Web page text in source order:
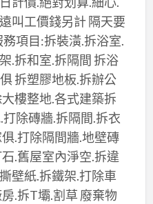
叫工價錢另計 隔天要
項目:拆裝潢.拆浴室.
.拆和室.拆隔間 拆浴
拆塑膠地板.拆辦公
樓整地.各式建築拆
除磚牆.拆隔間.拆衣
.打除隔間牆.地壁磚
.舊屋室內淨空.拆違
壁紙.拆鐵架.打除車
.拆T壩.割草 廢棄物